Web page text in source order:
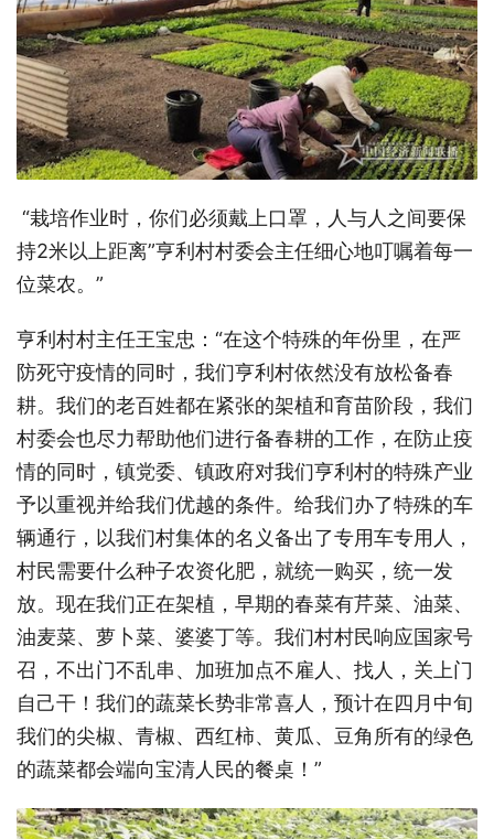
“栽培作业时，你们必须戴上口罩，人与人之间要保
持2米以上距离”亨利村村委会主任细心地叮嘱着每一
位菜农。”
亨利村村主任王宝忠：“在这个特殊的年份里，在严
防死守疫情的同时，我们亨利村依然没有放松备春
耕。我们的老百姓都在紧张的架植和育苗阶段，我们
村委会也尽力帮助他们进行备春耕的工作，在防止疫
情的同时，镇党委、镇政府对我们亨利村的特殊产业
予以重视并给我们优越的条件。给我们办了特殊的车
辆通行，以我们村集体的名义备出了专用车专用人，
村民需要什么种子农资化肥，就统一购买，统一发
放。现在我们正在架植，早期的春菜有芹菜、油菜、
油麦菜、萝卜菜、婆婆丁等。我们村村民响应国家号
召，不出门不乱串、加班加点不雇人、找人，关上门
自己干！我们的蔬菜长势非常喜人，预计在四月中旬
我们的尖椒、青椒、西红柿、黄瓜、豆角所有的绿色
的蔬菜都会端向宝清人民的餐桌！”